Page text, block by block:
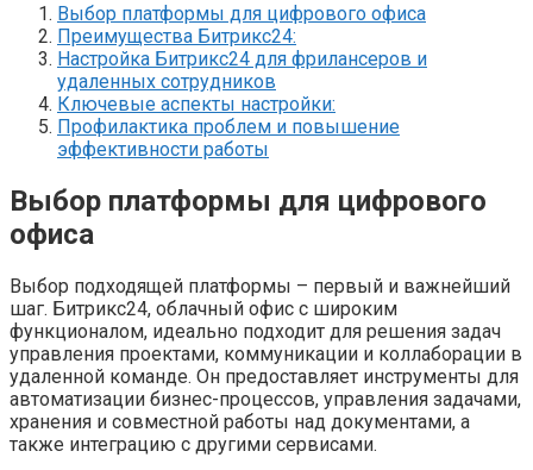
Выбор платформы для цифрового офиса
Преимущества Битрикс24:
Настройка Битрикс24 для фрилансеров и
удаленных сотрудников
Ключевые аспекты настройки:
Профилактика проблем и повышение
эффективности работы
Выбор платформы для цифрового
офиса
Выбор подходящей платформы – первый и важнейший
шаг. Битрикс24, облачный офис с широким
функционалом, идеально подходит для решения задач
управления проектами, коммуникации и коллаборации в
удаленной команде. Он предоставляет инструменты для
автоматизации бизнес-процессов, управления задачами,
хранения и совместной работы над документами, а
также интеграцию с другими сервисами.